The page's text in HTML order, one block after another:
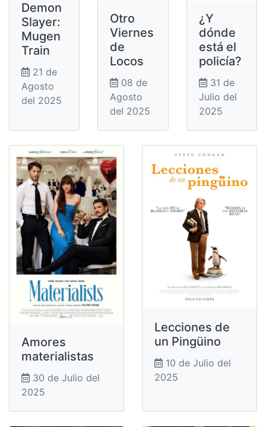
Demon
Slayer:
Mugen
Train
21 de
Agosto
del 2025
Otro
Viernes
de
Locos
08 de
Agosto
del 2025
¿Y
dónde
está el
policía?
31 de
Julio del
2025
Amores
materialistas
30 de Julio del
2025
Lecciones de
un Pingüino
10 de Julio del
2025